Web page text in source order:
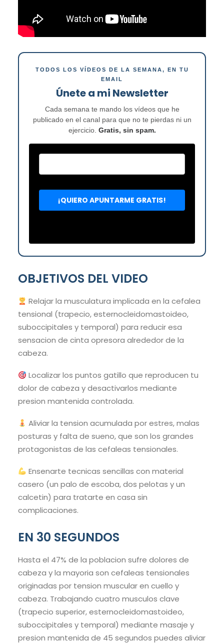
TODOS LOS VÍDEOS DE LA SEMANA, EN TU
EMAIL
Únete a mi Newsletter
Cada semana te mando los vídeos que he
publicado en el canal para que no te pierdas ni un
ejercicio. Gratis, sin spam.
OBJETIVOS DEL VIDEO
Relajar la musculatura implicada en la cefalea
tensional (trapecio, esternocleidomastoideo,
suboccipitales y temporal) para reducir esa
sensacion de cinta opresora alrededor de la
cabeza.
Localizar los puntos gatillo que reproducen tu
dolor de cabeza y desactivarlos mediante
presion mantenida controlada.
Aliviar la tension acumulada por estres, malas
posturas y falta de sueno, que son los grandes
protagonistas de las cefaleas tensionales.
Ensenarte tecnicas sencillas con material
casero (un palo de escoba, dos pelotas y un
calcetin) para tratarte en casa sin
complicaciones.
EN 30 SEGUNDOS
Hasta el 47% de la poblacion sufre dolores de
cabeza y la mayoria son cefaleas tensionales
originadas por tension muscular en cuello y
cabeza. Trabajando cuatro musculos clave
(trapecio superior, esternocleidomastoideo,
suboccipitales y temporal) mediante masaje y
presion mantenida de 45 segundos puedes aliviar